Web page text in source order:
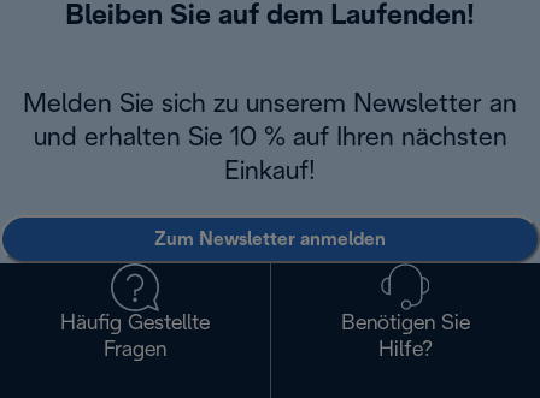
Bleiben Sie auf dem Laufenden!
Melden Sie sich zu unserem Newsletter an
und erhalten Sie 10 % auf Ihren nächsten
Einkauf!
Zum Newsletter anmelden
Häufig Gestellte
Fragen
Benötigen Sie
Hilfe?